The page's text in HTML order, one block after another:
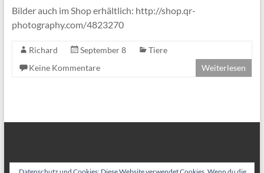
Bilder auch im Shop erhältlich: http://shop.qr-
photography.com/4823270
Richard September 8
Tiere
Keine Kommentare
Weiterlesen